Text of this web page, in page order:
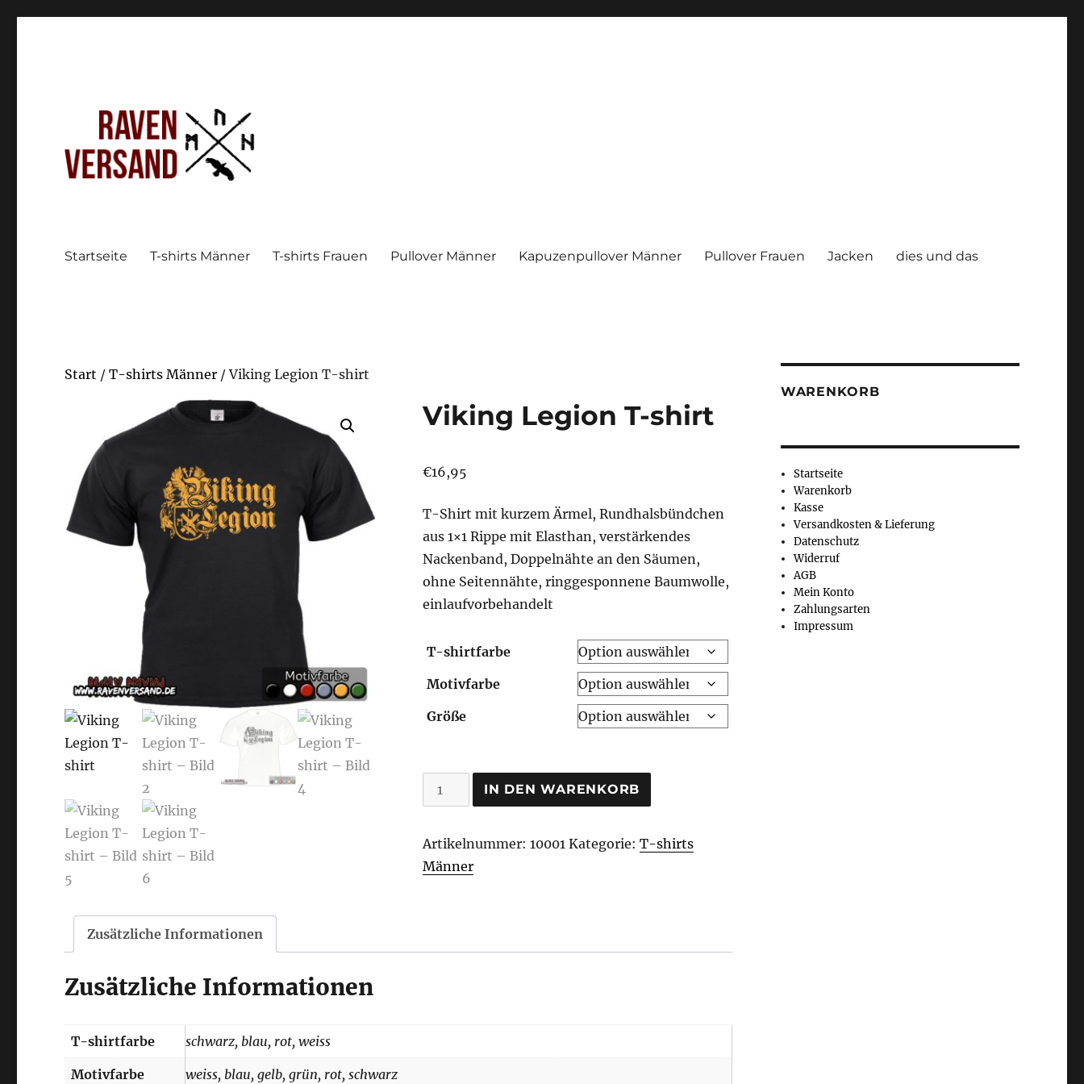
Startseite T-shirts Männer T-shirts Frauen Pullover Männer Kapuzenpullover Männer Pullover Frauen Jacken dies und das
Start /T-shirts Männer / Viking Legion T-shirt
Viking Legion T-shirt
€16,95
T-Shirt mit kurzem Ärmel, Rundhalsbündchen
aus 1×1 Rippe mit Elasthan, verstärkendes
Nackenband, Doppelnähte an den Säumen,
ohne Seitennähte, ringgesponnene Baumwolle,
einlaufvorbehandelt
T-shirtfarbe
Motivfarbe
Größe
Viking
Legion
shirt
Menge
IN DEN WARENKORB
Artikelnummer:10001 Kategorie:T-shirts
Männer
Zusätzliche Informationen
Zusätzliche Informationen
T-shirtfarbe schwarz, blau, rot, weiss
Motivfarbe weiss, blau, gelb, grün, rot, schwarz
WARENKORB
Startseite
Warenkorb
Kasse
Versandkosten & Lieferung
Datenschutz
Widerruf
AGB
Mein Konto
Zahlungsarten
Impressum